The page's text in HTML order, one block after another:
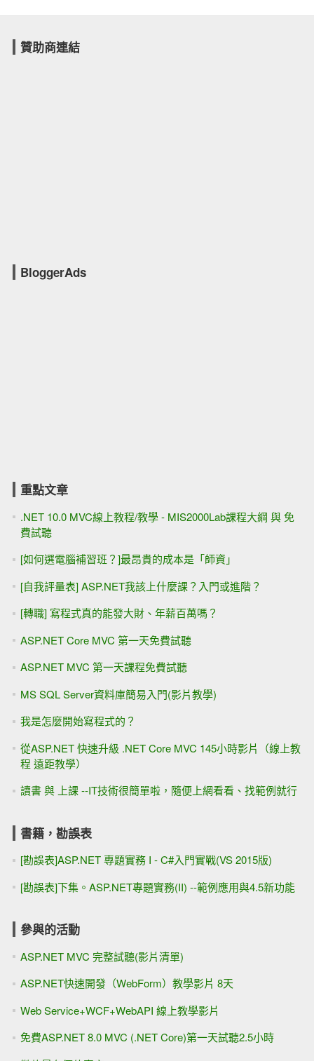
贊助商連結
BloggerAds
重點文章
.NET 10.0 MVC線上教程/教學 - MIS2000Lab課程大綱 與 免
費試聽
[如何選電腦補習班？]最昂貴的成本是「師資」
[自我評量表] ASP.NET我該上什麼課？入門或進階？
[轉職] 寫程式真的能發大財、年薪百萬嗎？
ASP.NET Core MVC 第一天免費試聽
ASP.NET MVC 第一天課程免費試聽
MS SQL Server資料庫簡易入門(影片教學)
我是怎麼開始寫程式的？
從ASP.NET 快速升級 .NET Core MVC 145小時影片（線上教
程 遠距教學）
讀書 與 上課 --IT技術很簡單啦，隨便上網看看、找範例就行
書籍，勘誤表
[勘誤表]ASP.NET 專題實務 I - C#入門實戰(VS 2015版)
[勘誤表]下集。ASP.NET專題實務(II) --範例應用與4.5新功能
參與的活動
ASP.NET MVC 完整試聽(影片清單)
ASP.NET快速開發（WebForm）教學影片 8天
Web Service+WCF+WebAPI 線上教學影片
免費ASP.NET 8.0 MVC (.NET Core)第一天試聽2.5小時